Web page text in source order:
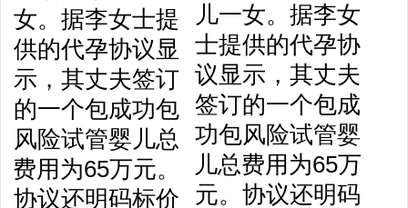
儿一女。据李女
士提供的代孕协
议显示，其丈夫
签订的一个包成
功包风险试管婴
儿总费用为65万
元。协议还明码